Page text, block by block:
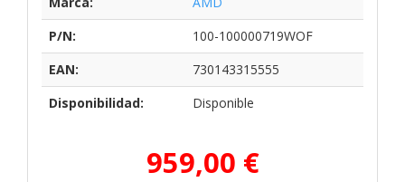
P/N:
100-100000719WOF
EAN:
730143315555
Disponibilidad:
Disponible
959,00 €